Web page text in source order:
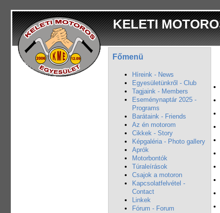
KELETI
Főmenü
Híreink - News
Egyesületünkről - Club
Tagjaink - Members
Eseménynaptár 2025 -
Programs
Barátaink - Friends
Az én motorom
Cikkek - Story
Képgaléria - Photo gallery
Aprók
Motorbontók
Túraleírások
Csajok a motoron
Kapcsolatfelvétel -
Contact
Linkek
Fórum - Forum